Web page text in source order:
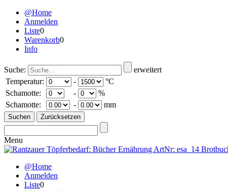
@Home
Anmelden
Liste0
Warenkorb0
Info
Suche:
erweitert
Temperatur:
-
°C
Schamotte:
-
%
Schamotte:
- mm
Menu
@Home
Anmelden
Liste0